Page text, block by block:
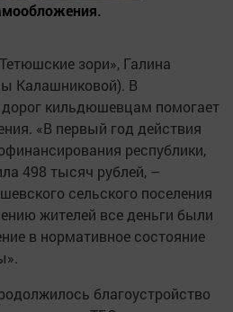
зори», Галина
Калашниковой). В
дорог кильдюшевцам помогает
«В первый год действия
республики,
498 тысяч рублей, –
сельского поселения
жителей все деньги были
в нормативное состояние
благо­устройство